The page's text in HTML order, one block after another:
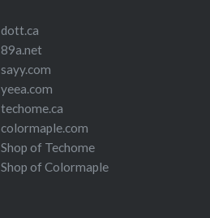
dott.ca
89a.net
sayy.com
yeea.com
techome.ca
colormaple.com
Shop of Techome
Shop of Colormaple